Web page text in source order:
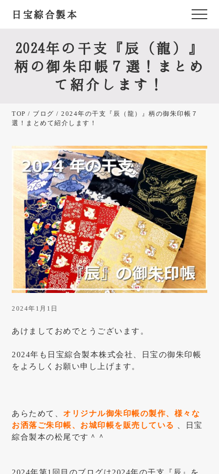
content
sidebar
日宝綜合製本
か
た
こ
に
り
ま
す
Menu
2024年の干支『辰（龍）』
柄の御朱印帳７選！まとめ
て紹介します！
TOP / ブログ / 2024年の干支『辰（龍）』柄の御朱印帳７
選！まとめて紹介します！
2024年1月1日
あけましておめでとうございます。
2024年も日宝綜合製本株式会社、日宝の御朱印帳
をよろしくお願い申し上げます。
あらためて、 オリジナル御朱印帳の製作、様々な
お洒落ご朱印帳、お城印帳を販売している
、日宝
綜合製本の松尾です＾＾